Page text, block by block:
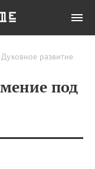
Духовное развитие
под